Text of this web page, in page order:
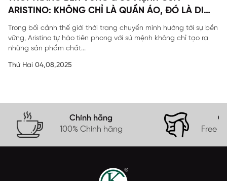
ARISTINO: KHÔNG CHỈ LÀ QUẦN ÁO, ĐÓ LÀ DI
SẢN
Trong bối cảnh thế giới thời trang chuyển mình hướng tới sự bền
vững, Aristino tự hào tiên phong với sứ mệnh không chỉ tạo ra
những sản phẩm chất...
Thứ Hai 04,08,2025
Chính hãng
100% Chính hãng
Free